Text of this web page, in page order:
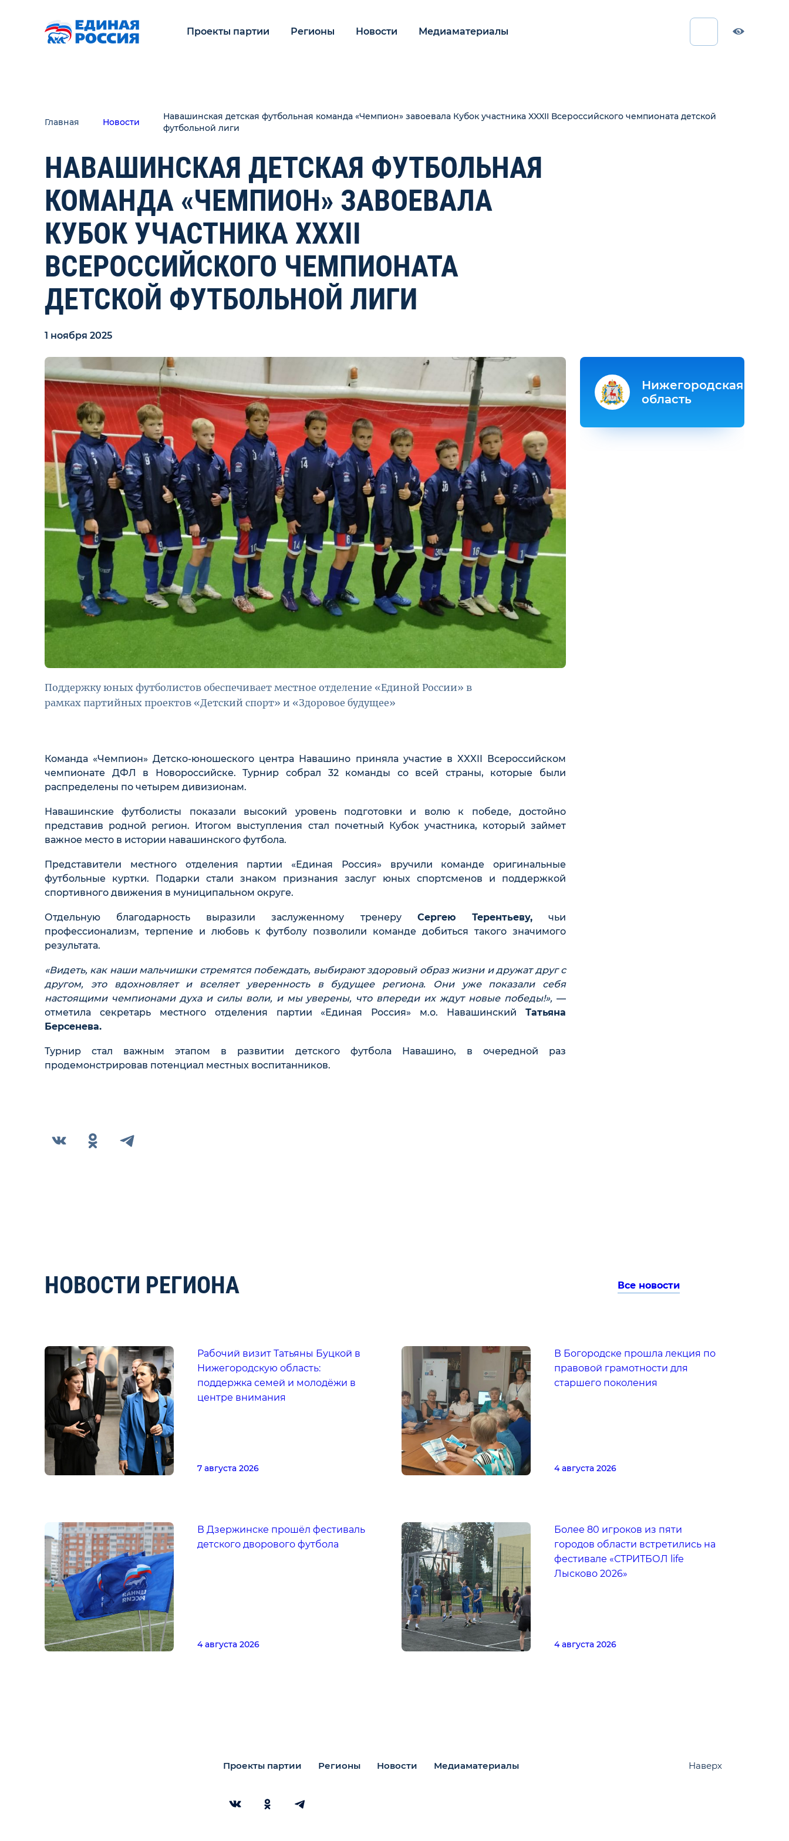
Проекты партии Регионы Новости Медиаматериалы
Главная Новости
Навашинская детская футбольная команда «Чемпион» завоевала Кубок участника XXXII Всероссийского чемпионата детской
футбольной лиги
НАВАШИНСКАЯ ДЕТСКАЯ ФУТБОЛЬНАЯ
КОМАНДА «ЧЕМПИОН» ЗАВОЕВАЛА
КУБОК УЧАСТНИКА XXXII
ВСЕРОССИЙСКОГО ЧЕМПИОНАТА
ДЕТСКОЙ ФУТБОЛЬНОЙ ЛИГИ
1 ноября 2025
Поддержку юных футболистов обеспечивает местное отделение «Единой России» в
рамках партийных проектов «Детский спорт» и «Здоровое будущее»
Команда «Чемпион» Детско-юношеского центра Навашино приняла участие в XXXII Всероссийском
чемпионате ДФЛ в Новороссийске. Турнир собрал 32 команды со всей страны, которые были
распределены по четырем дивизионам.
Навашинские футболисты показали высокий уровень подготовки и волю к победе, достойно
представив родной регион. Итогом выступления стал почетный Кубок участника, который займет
важное место в истории навашинского футбола.
Представители местного отделения партии «Единая Россия» вручили команде оригинальные
футбольные куртки. Подарки стали знаком признания заслуг юных спортсменов и поддержкой
спортивного движения в муниципальном округе.
Отдельную благодарность выразили заслуженному тренеру Сергею Терентьеву,чьи
профессионализм, терпение и любовь к футболу позволили команде добиться такого значимого
результата.
«Видеть, как наши мальчишки стремятся побеждать, выбирают здоровый образ жизни и дружат друг с
другом, это вдохновляет и вселяет уверенность в будущее региона. Они уже показали себя
настоящими чемпионами духа и силы воли, и мы уверены, что впереди их ждут новые победы!», —
отметила секретарь местного отделения партии «Единая Россия» м.о. Навашинский Татьяна
Берсенева.
Турнир стал важным этапом в развитии детского футбола Навашино, в очередной раз
продемонстрировав потенциал местных воспитанников.
Нижегородская
область
НОВОСТИ РЕГИОНА Все новости
Рабочий визит Татьяны Буцкой в
Нижегородскую область:
поддержка семей и молодёжи в
центре внимания
7 августа 2026
В Дзержинске прошёл фестиваль
детского дворового футбола
4 августа 2026
В Богородске прошла лекция по
правовой грамотности для
старшего поколения
4 августа 2026
Более 80 игроков из пяти
городов области встретились на
фестивале «СТРИТБОЛ life
Лысково 2026»
4 августа 2026
Проекты партии Регионы Новости Медиаматериалы Наверх